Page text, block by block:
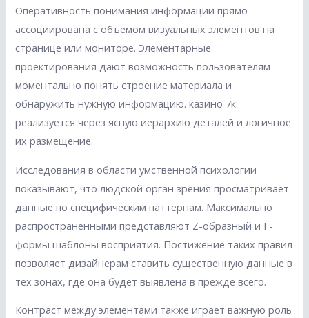
Оперативность понимания информации прямо
ассоциирована с объемом визуальных элементов на
странице или мониторе. Элементарные
проектирования дают возможность пользователям
моментально понять строение материала и
обнаружить нужную информацию. казино 7к
реализуется через ясную иерархию деталей и логичное
их размещение.
Исследования в области умственной психологии
показывают, что людской орган зрения просматривает
данные по специфическим паттернам. Максимально
распространенными представляют Z-образный и F-
формы шаблоны восприятия. Постижение таких правил
позволяет дизайнерам ставить существенную данные в
тех зонах, где она будет выявлена в прежде всего.
Контраст между элементами также играет важную роль